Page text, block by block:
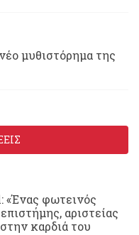
μυθιστόρημα της
φωτεινός
αριστείας
καρδιά του